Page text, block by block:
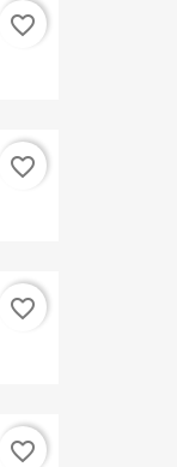
favorite_border
favorite_border
favorite_border
favorite_border